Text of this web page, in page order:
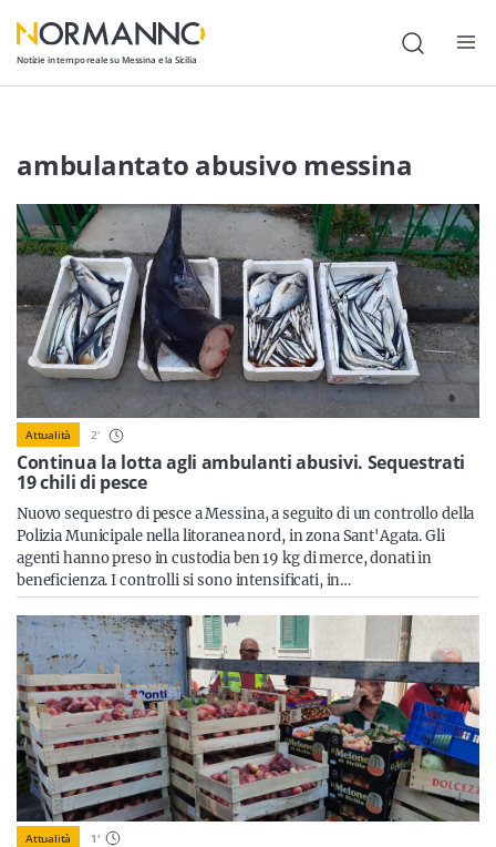
Notizie in tempo reale su Messina e la Sicilia
Attualità
Politica
Cultura
Lavoro
Società
Economia
Sport
Sicilia
Servizi
Resta sempre aggiornato con le ultime news, iscriviti alla
nostra newsletter
Iscriviti
ambulantato abusivo messina
Continua la lotta agli ambulanti abusivi. Sequestrati
19 chili di pesce
Attualità 2'
Nuovo sequestro di pesce a Messina, a seguito di un controllo della
Polizia Municipale nella litoranea nord, in zona Sant'Agata. Gli
agenti hanno preso in custodia ben 19 kg di merce, donati in
beneficienza. I controlli si sono intensificati, in…
Attualità 1'